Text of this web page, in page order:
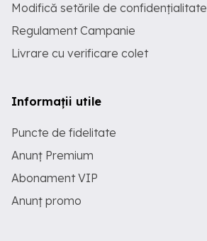
Modifică setările de confidențialitate
Regulament Campanie
Livrare cu verificare colet
Informații utile
Puncte de fidelitate
Anunț Premium
Abonament VIP
Anunț promo